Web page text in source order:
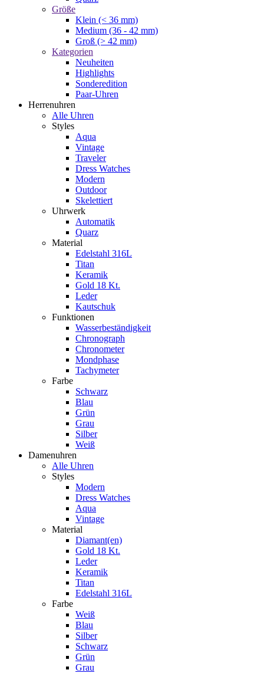
Größe
Klein (< 36 mm)
Medium (36 - 42 mm)
Groß (> 42 mm)
Kategorien
Neuheiten
Highlights
Sonderedition
Paar-Uhren
Herrenuhren
Alle Uhren
Styles
Aqua
Vintage
Traveler
Dress Watches
Modern
Outdoor
Skelettiert
Uhrwerk
Automatik
Quarz
Material
Edelstahl 316L
Titan
Keramik
Gold 18 Kt.
Leder
Kautschuk
Funktionen
Wasserbeständigkeit
Chronograph
Chronometer
Mondphase
Tachymeter
Farbe
Schwarz
Blau
Grün
Grau
Silber
Weiß
Damenuhren
Alle Uhren
Styles
Modern
Dress Watches
Aqua
Vintage
Material
Diamant(en)
Gold 18 Kt.
Leder
Keramik
Titan
Edelstahl 316L
Farbe
Weiß
Blau
Silber
Schwarz
Grün
Grau